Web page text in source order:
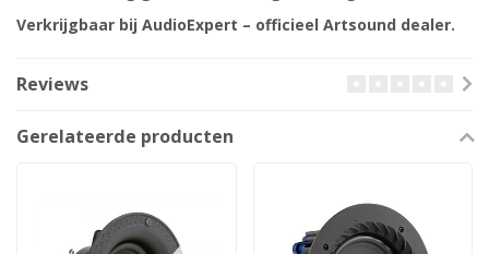
Verkrijgbaar bij AudioExpert – officieel Artsound dealer.
Reviews
Gerelateerde producten